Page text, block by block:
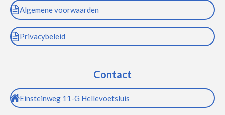
Algemene voorwaarden
Privacybeleid
Contact
Einsteinweg 11-G Hellevoetsluis